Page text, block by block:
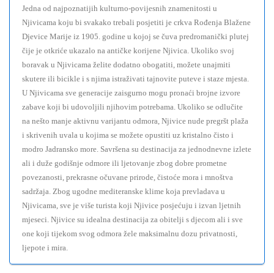
Jedna od najpoznatijih kulturno-povijesnih znamenitosti u
Njivicama koju bi svakako trebali posjetiti je crkva Rođenja Blažene
Djevice Marije iz 1905. godine u kojoj se čuva predromanički plutej
čije je otkriće ukazalo na antičke korijene Njivica. Ukoliko svoj
boravak u Njivicama želite dodatno obogatiti, možete unajmiti
skutere ili bicikle i s njima istraživati tajnovite puteve i staze mjesta.
U Njivicama sve generacije zaisgurno mogu pronaći brojne izvore
zabave koji bi udovoljili njihovim potrebama. Ukoliko se odlučite
na nešto manje aktivnu varijantu odmora, Njivice nude pregršt plaža
i skrivenih uvala u kojima se možete opustiti uz kristalno čisto i
modro Jadransko more. Savršena su destinacija za jednodnevne izlete
ali i duže godišnje odmore ili ljetovanje zbog dobre prometne
povezanosti, prekrasne očuvane prirode, čistoće mora i mnoštva
sadržaja. Zbog ugodne mediteranske klime koja prevladava u
Njivicama, sve je više turista koji Njivice posjećuju i izvan ljetnih
mjeseci. Njivice su idealna destinacija za obitelji s djecom ali i sve
one koji tijekom svog odmora žele maksimalnu dozu privatnosti,
ljepote i mira.